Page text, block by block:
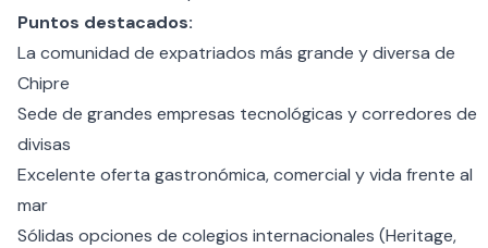
Puntos destacados:
La comunidad de expatriados más grande y diversa de
Chipre
Sede de grandes empresas tecnológicas y corredores de
divisas
Excelente oferta gastronómica, comercial y vida frente al
mar
Sólidas opciones de colegios internacionales (Heritage,